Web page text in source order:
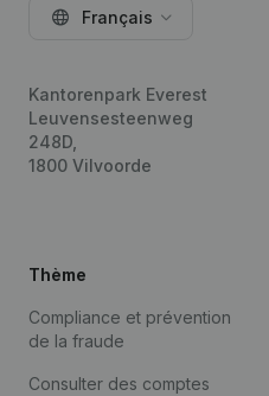
Français
Kantorenpark Everest
Leuvensesteenweg
248D,
1800 Vilvoorde
Thème
Compliance et prévention
de la fraude
Consulter des comptes